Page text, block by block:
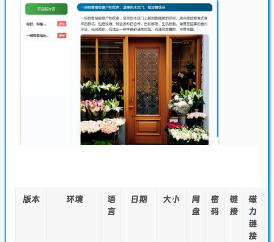
版本 环境
语
言
日期 大小
网
盘
密
码
链
接
磁
力
链
接